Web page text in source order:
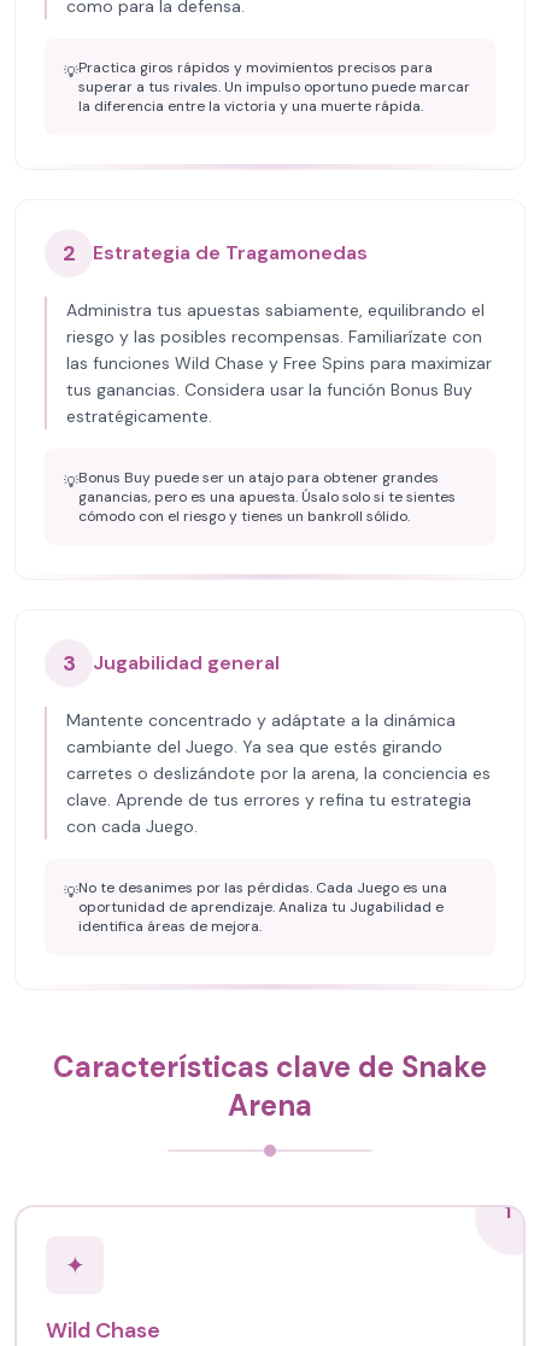
como para la defensa.
💡Practica giros rápidos y movimientos precisos para
superar a tus rivales. Un impulso oportuno puede marcar
la diferencia entre la victoria y una muerte rápida.
2 Estrategia de Tragamonedas
Administra tus apuestas sabiamente, equilibrando el
riesgo y las posibles recompensas. Familiarízate con
las funciones Wild Chase y Free Spins para maximizar
tus ganancias. Considera usar la función Bonus Buy
estratégicamente.
💡Bonus Buy puede ser un atajo para obtener grandes
ganancias, pero es una apuesta. Úsalo solo si te sientes
cómodo con el riesgo y tienes un bankroll sólido.
3 Jugabilidad general
Mantente concentrado y adáptate a la dinámica
cambiante del Juego. Ya sea que estés girando
carretes o deslizándote por la arena, la conciencia es
clave. Aprende de tus errores y refina tu estrategia
con cada Juego.
💡No te desanimes por las pérdidas. Cada Juego es una
oportunidad de aprendizaje. Analiza tu Jugabilidad e
identifica áreas de mejora.
Características clave de Snake
Arena
1
✦
Wild Chase